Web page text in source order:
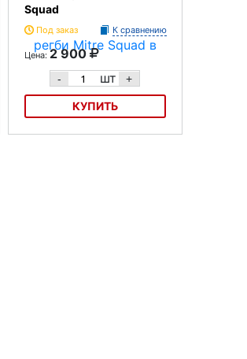
Squad
Под заказ К сравнению
Цена: 2 900
- шт +
КУПИТЬ